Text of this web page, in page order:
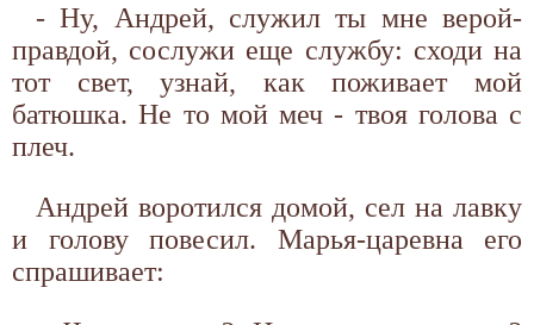
- Ну, Андрей, служил ты мне верой-
правдой, сослужи еще службу: сходи на
тот свет, узнай, как поживает мой
батюшка. Не то мой меч - твоя голова с
плеч.
Андрей воротился домой, сел на лавку
и голову повесил. Марья-царевна его
спрашивает: